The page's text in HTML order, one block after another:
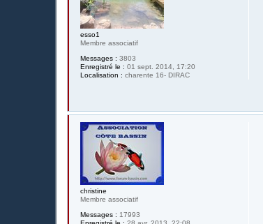
esso1
Membre associatif
Messages : 3803
Enregistré le : 01 sept. 2014, 17:20
Localisation : charente 16- DIRAC
christine
Membre associatif
Messages : 17993